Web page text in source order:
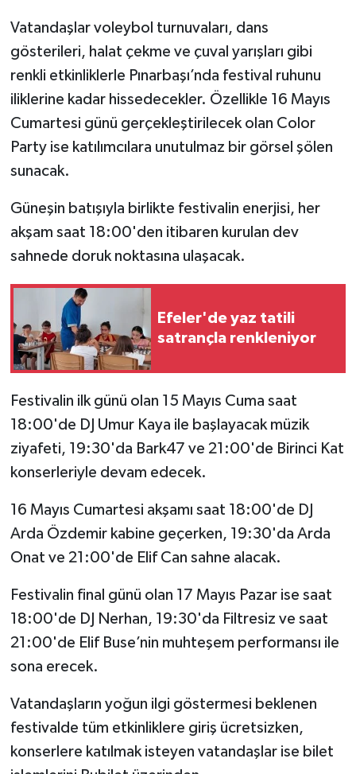
Vatandaşlar voleybol turnuvaları, dans
gösterileri, halat çekme ve çuval yarışları gibi
renkli etkinliklerle Pınarbaşı’nda festival ruhunu
iliklerine kadar hissedecekler. Özellikle 16 Mayıs
Cumartesi günü gerçekleştirilecek olan Color
Party ise katılımcılara unutulmaz bir görsel şölen
sunacak.
Güneşin batışıyla birlikte festivalin enerjisi, her
akşam saat 18:00'den itibaren kurulan dev
sahnede doruk noktasına ulaşacak.
Efeler'de yaz tatili
satrançla renkleniyor
Festivalin ilk günü olan 15 Mayıs Cuma saat
18:00'de DJ Umur Kaya ile başlayacak müzik
ziyafeti, 19:30'da Bark47 ve 21:00'de Birinci Kat
konserleriyle devam edecek.
16 Mayıs Cumartesi akşamı saat 18:00'de DJ
Arda Özdemir kabine geçerken, 19:30'da Arda
Onat ve 21:00'de Elif Can sahne alacak.
Festivalin final günü olan 17 Mayıs Pazar ise saat
18:00'de DJ Nerhan, 19:30'da Filtresiz ve saat
21:00'de Elif Buse’nin muhteşem performansı ile
sona erecek.
Vatandaşların yoğun ilgi göstermesi beklenen
festivalde tüm etkinliklere giriş ücretsizken,
konserlere katılmak isteyen vatandaşlar ise bilet